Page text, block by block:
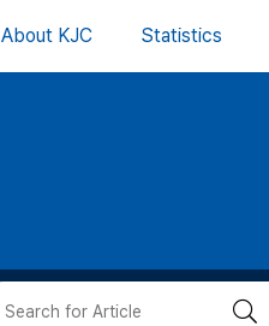
About KJC Statistics